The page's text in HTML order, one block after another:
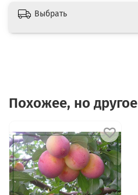
Выбрать
Похожее, но другое